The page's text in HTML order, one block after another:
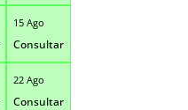
15 Ago
Consultar
22 Ago
Consultar